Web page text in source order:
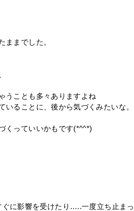
ままでした。
うことも多々ありますよね
いることに、後から気づくみたいな。
くっていいかもです(*^^*)
ぐに影響を受けたり…..一度立ち止ま